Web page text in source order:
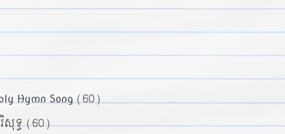
Hymn Song(60)
សុទ្ធ(60)